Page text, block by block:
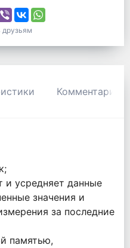
друзьям
Комментарии
и усредняет данные
значения и
за последние
памятью,